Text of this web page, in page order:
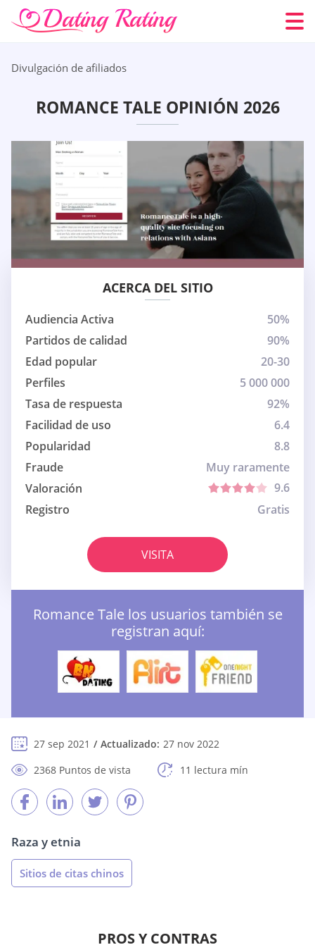
Divulgación de afiliados
ROMANCE TALE OPINIÓN 2026
ACERCA DEL SITIO
Audiencia Activa
50%
Partidos de calidad
90%
Edad popular
20-30
Perfiles
5 000 000
Tasa de respuesta
92%
Facilidad de uso
6.4
Popularidad
8.8
Fraude
Muy raramente
Valoración
9.6
Registro
Gratis
VISITA
Romance Tale los usuarios también se
registran aquí:
27 sep 2021 Actualizado: 27 nov 2022
2368 Puntos de vista
11 lectura mín
Raza y etnia
Sitios de citas chinos
PROS Y CONTRAS